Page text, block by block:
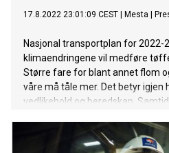
17.8.2022 23:01:09 CEST Mesta
Nasjonal transportplan for 2022-
klimaendringene vil medføre
Større fare for blant annet flom
våre må tåle mer. Det betyr igjen
vedlikehold og beredskap.